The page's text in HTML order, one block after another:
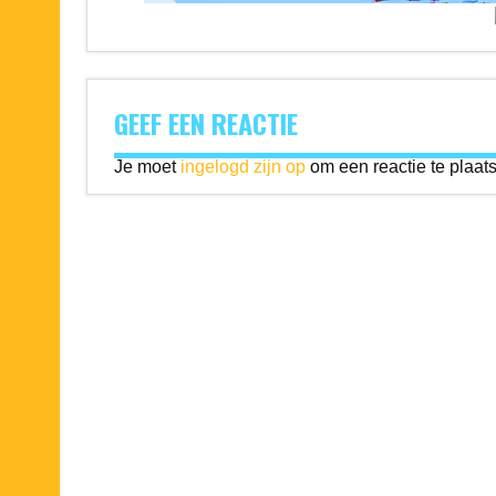
GEEF EEN REACTIE
Je moet ingelogd zijn opom een reactie te